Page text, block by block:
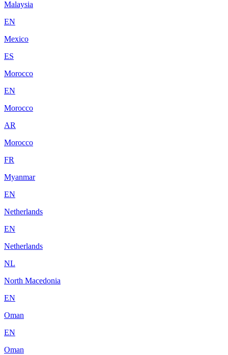
Malaysia
EN
Mexico
ES
Morocco
EN
Morocco
AR
Morocco
FR
Myanmar
EN
Netherlands
EN
Netherlands
NL
North Macedonia
EN
Oman
EN
Oman